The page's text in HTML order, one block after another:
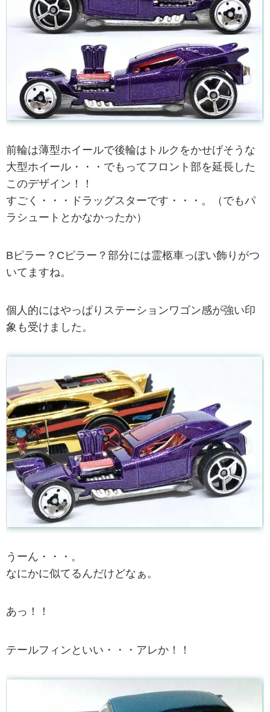
前輪は薄型ホイールで後輪はトルクをかせげそうな
大型ホイール・・・でもってフロント部を延長した
このデザイン！！
すごく・・・ドラッグスターです・・・。（でもパ
ラシュートとかなかったか）
Bピラー？Cピラー？部分には霊柩車っぽい飾りがつ
いてますね。
個人的にはやっぱりステーションワゴン感が強い印
象も受けました。
うーん・・・。
なにかに似てるんだけどなぁ。
あっ！！
テールフィンといい・・・アレか！！